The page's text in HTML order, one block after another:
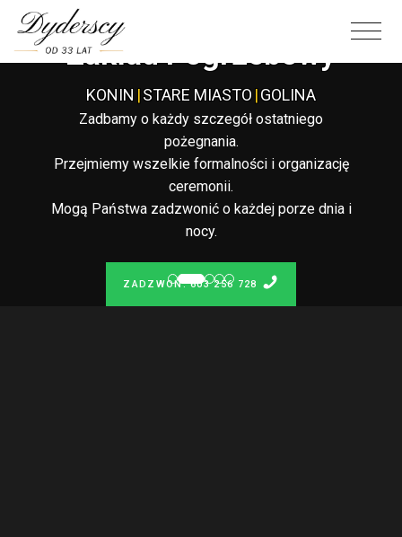
Całodobowy
Zakład Pogrzebowy
KONIN |STARE MIASTO |GOLINA
Zadbamy o każdy szczegół ostatniego
pożegnania.
Przejmiemy wszelkie formalności i organizację
ceremonii.
Mogą Państwa zadzwonić o każdej porze dnia i
nocy.
ZADZWOŃ: 603 256 728